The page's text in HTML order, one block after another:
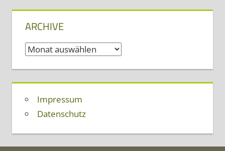
ARCHIVE
Archive
Impressum
Datenschutz